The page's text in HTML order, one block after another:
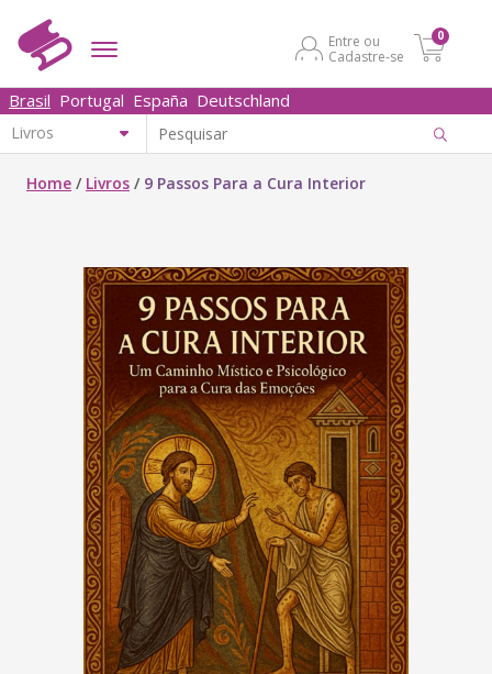
Entre ou
Cadastre-se
0
Brasil Portugal España Deutschland
Home / Livros / 9 Passos Para a Cura Interior